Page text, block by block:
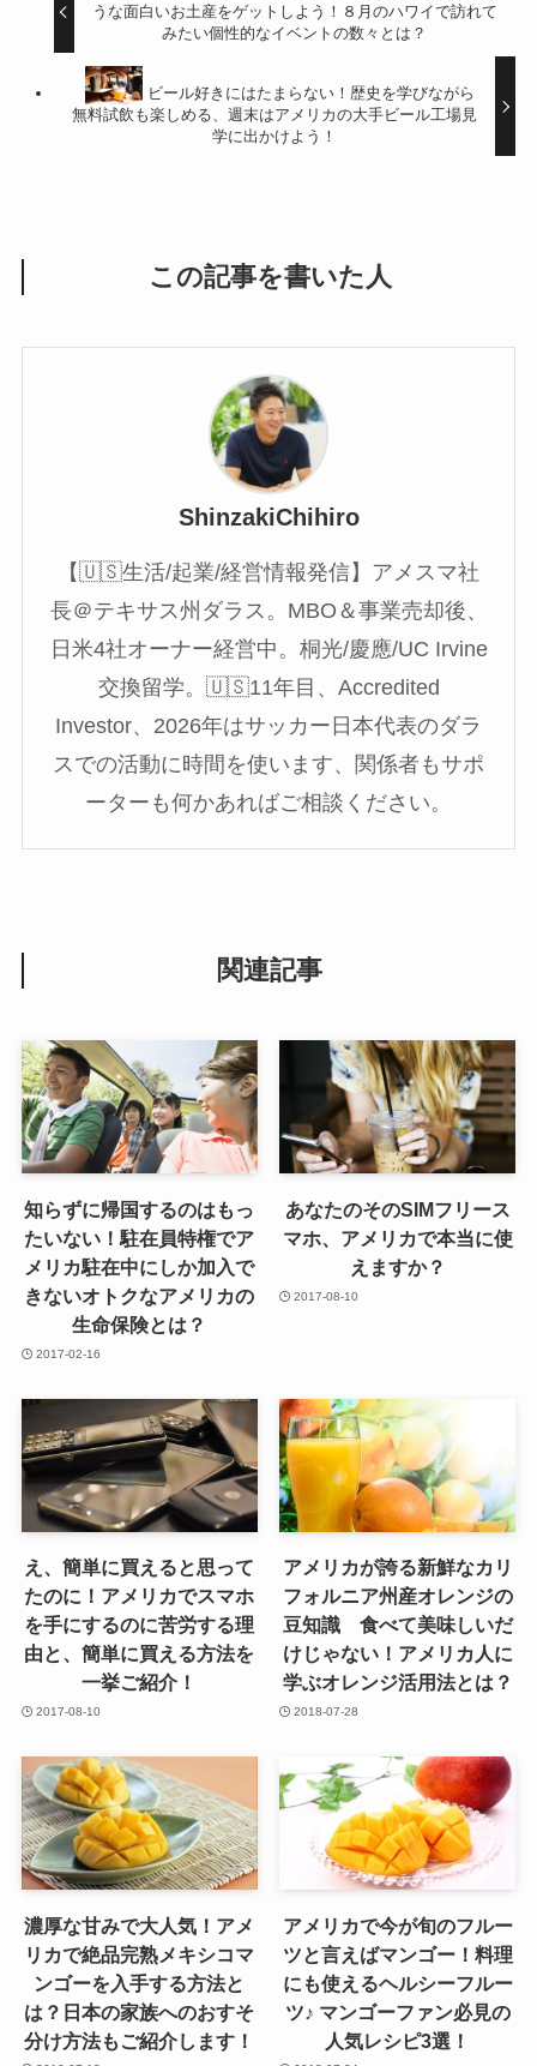
うな面白いお土産をゲットしよう！８月のハワイで訪れて
みたい個性的なイベントの数々とは？
ビール好きにはたまらない！歴史を学びながら
無料試飲も楽しめる、週末はアメリカの大手ビール工場見
学に出かけよう！
この記事を書いた人
ShinzakiChihiro
【🇺🇸生活/起業/経営情報発信】アメスマ社
長＠テキサス州ダラス。MBO＆事業売却後、
日米4社オーナー経営中。桐光/慶應/UC Irvine
交換留学。🇺🇸11年目、Accredited
Investor、2026年はサッカー日本代表のダラ
スでの活動に時間を使います、関係者もサポ
ーターも何かあればご相談ください。
関連記事
知らずに帰国するのはもっ
たいない！駐在員特権でア
メリカ駐在中にしか加入で
きないオトクなアメリカの
生命保険とは？
2017-02-16
あなたのそのSIMフリース
マホ、アメリカで本当に使
えますか？
2017-08-10
え、簡単に買えると思って
たのに！アメリカでスマホ
を手にするのに苦労する理
由と、簡単に買える方法を
一挙ご紹介！
2017-08-10
アメリカが誇る新鮮なカリ
フォルニア州産オレンジの
豆知識 食べて美味しいだ
けじゃない！アメリカ人に
学ぶオレンジ活用法とは？
2018-07-28
濃厚な甘みで大人気！アメ
リカで絶品完熟メキシコマ
ンゴーを入手する方法と
は？日本の家族へのおすそ
分け方法もご紹介します！
アメリカで今が旬のフルー
ツと言えばマンゴー！料理
にも使えるヘルシーフルー
ツ♪ マンゴーファン必見の
人気レシピ3選！